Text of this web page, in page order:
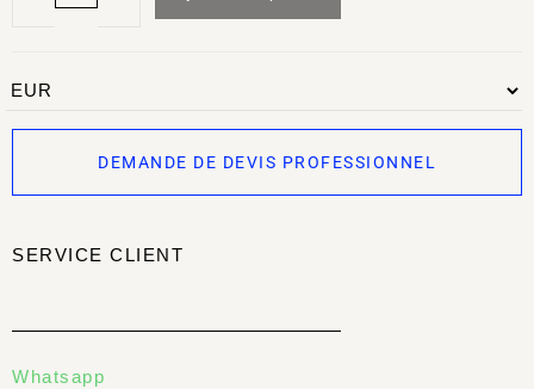
DEMANDE DE DEVIS PROFESSIONNEL
SERVICE CLIENT
Whatsapp